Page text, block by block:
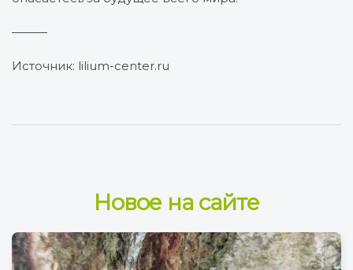
———
Источник: lilium-center.ru
Новое на сайте